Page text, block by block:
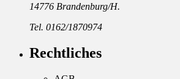
14776 Brandenburg/H.
Tel. 0162/1870974
Rechtliches